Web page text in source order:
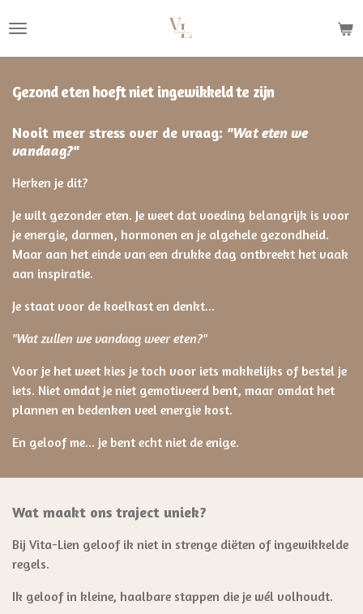
direct
naar
hoofdinhoud
Gezond eten hoeft niet ingewikkeld te zijn
Nooit meer stress over de vraag: "Wat eten we
vandaag?"
Herken je dit?
Je wilt gezonder eten. Je weet dat voeding belangrijk is voor
je energie, darmen, hormonen en je algehele gezondheid.
Maar aan het einde van een drukke dag ontbreekt het vaak
aan inspiratie.
Je staat voor de koelkast en denkt...
"Wat zullen we vandaag weer eten?"
Voor je het weet kies je toch voor iets makkelijks of bestel je
iets. Niet omdat je niet gemotiveerd bent, maar omdat het
plannen en bedenken veel energie kost.
En geloof me... je bent echt niet de enige.
Wat maakt ons traject uniek?
Bij Vita-Lien geloof ik niet in strenge diëten of ingewikkelde
regels.
Ik geloof in kleine, haalbare stappen die je wél volhoudt.